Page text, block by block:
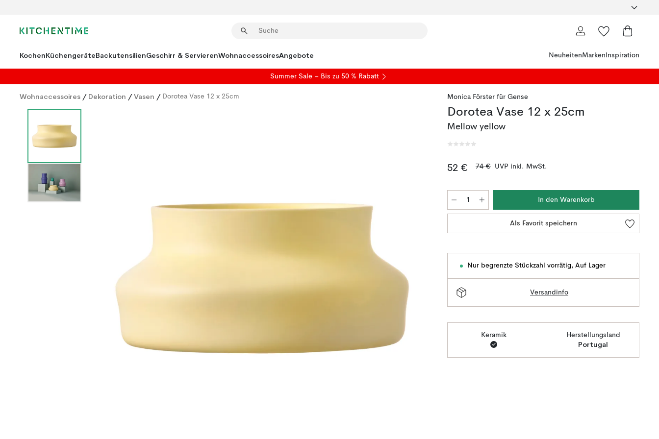
KochenKüchengeräteBackutensilienGeschirr & ServierenWohnaccessoiresAngebote NeuheitenMarken Inspiration
Summer Sale – Bis zu 50 % Rabatt
Wohnaccessoires / Dekoration / Vasen / Dorotea Vase 12 x 25cm Monica Förster für Gense
Dorotea Vase 12 x 25cm
Mellow yellow
52 € 74 € UVP inkl. MwSt.
In den Warenkorb
Als Favorit speichern
Nur begrenzte Stückzahl vorrätig, Auf Lager
Versandinfo
Keramik Herstellungsland
Portugal